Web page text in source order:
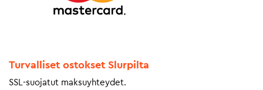
Turvalliset ostokset Slurpilta
SSL-suojatut maksuyhteydet.